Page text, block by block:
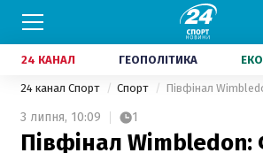
24 КАНАЛ ГЕОПОЛІТИКА
24 канал Спорт Спорт
3 липня, 10:09 1
Півфінал Wimbledon: